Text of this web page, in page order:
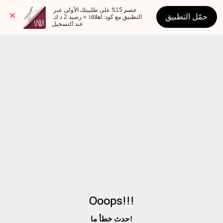
عند التسجيل
حمّل التطبيق
Ooops!!!
حدث خطأ ما!